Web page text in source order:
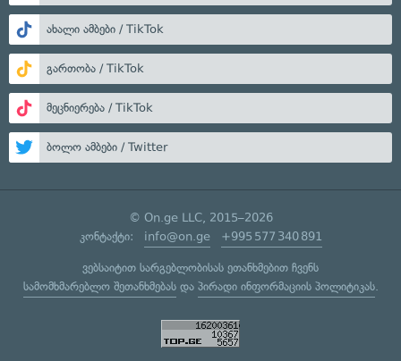
ახალი ამბები / TikTok
გართობა / TikTok
მეცნიერება / TikTok
ბოლო ამბები / Twitter
© On.ge LLC, 2015–2026
კონტაქტი: info@on.ge +995 577 340 891
ვებსაიტით სარგებლობისას ეთანხმებით ჩვენს
სამომხმარებლო შეთანხმებასდა პირადი ინფორმაციის პოლიტიკას.